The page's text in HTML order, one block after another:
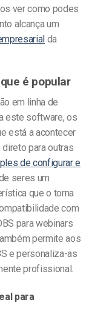
ver como podes
alcança um
da
é popular
em linha de
este software, os
está a acontecer
para outras
de configurar e
seres um
que o torna
com
para webinars
permite aos
e personaliza-as
profissional.
para